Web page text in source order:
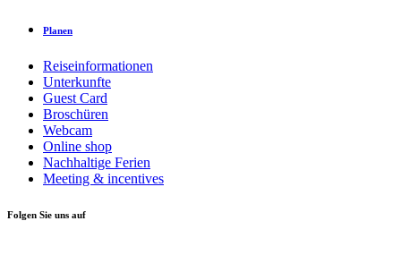
Planen
Reiseinformationen
Unterkunfte
Guest Card
Broschüren
Webcam
Online shop
Nachhaltige Ferien
Meeting & incentives
Folgen Sie uns auf